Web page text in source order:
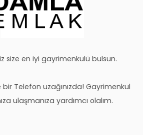
size en iyi gayrimenkulü bulsun.
Telefon uzağınızda! Gayrimenkul
ulaşmanıza yardımcı olalım.